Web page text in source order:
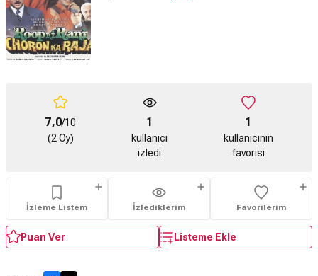
7,0/10
(2 Oy)
1
kullanıcı
izledi
1
kullanıcının
favorisi
İzleme Listem İzlediklerim Favorilerim
Puan Ver Listeme Ekle